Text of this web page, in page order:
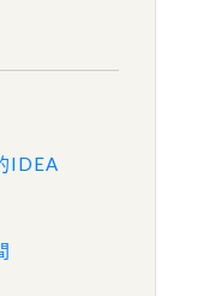
IDEA